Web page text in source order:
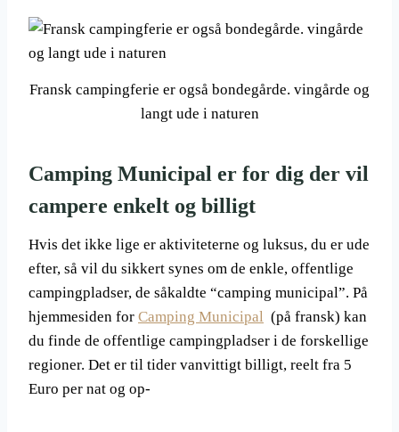
Fransk campingferie er også bondegårde. vingårde og
langt ude i naturen
Camping Municipal er for dig der vil
campere enkelt og billigt
Hvis det ikke lige er aktiviteterne og luksus, du er ude
efter, så vil du sikkert synes om de enkle, offentlige
campingpladser, de såkaldte “camping municipal”. På
hjemmesiden for Camping Municipal (på fransk) kan
du finde de offentlige campingpladser i de forskellige
regioner. Det er til tider vanvittigt billigt, reelt fra 5
Euro per nat og op-